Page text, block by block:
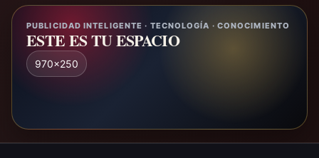
PUBLICIDAD INTELIGENTE · TECNOLOGÍA · CONOCIMIENTO
ESTE ES TU ESPACIO
970x250